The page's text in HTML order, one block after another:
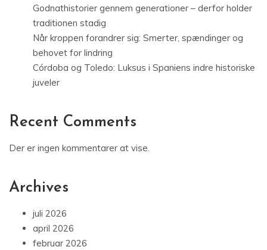
Godnathistorier gennem generationer – derfor holder
traditionen stadig
Når kroppen forandrer sig: Smerter, spændinger og
behovet for lindring
Córdoba og Toledo: Luksus i Spaniens indre historiske
juveler
Recent Comments
Der er ingen kommentarer at vise.
Archives
juli 2026
april 2026
februar 2026